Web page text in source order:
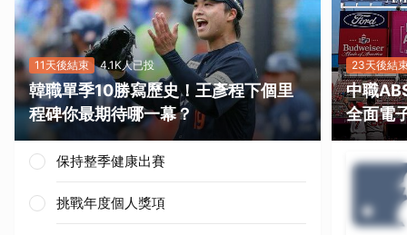
11天後結束 4.1K人已投
韓職單季10勝寫歷史！王彥程下個里
程碑你最期待哪一幕？
保持整季健康出賽
挑戰年度個人獎項
23天後結
中職
全面電